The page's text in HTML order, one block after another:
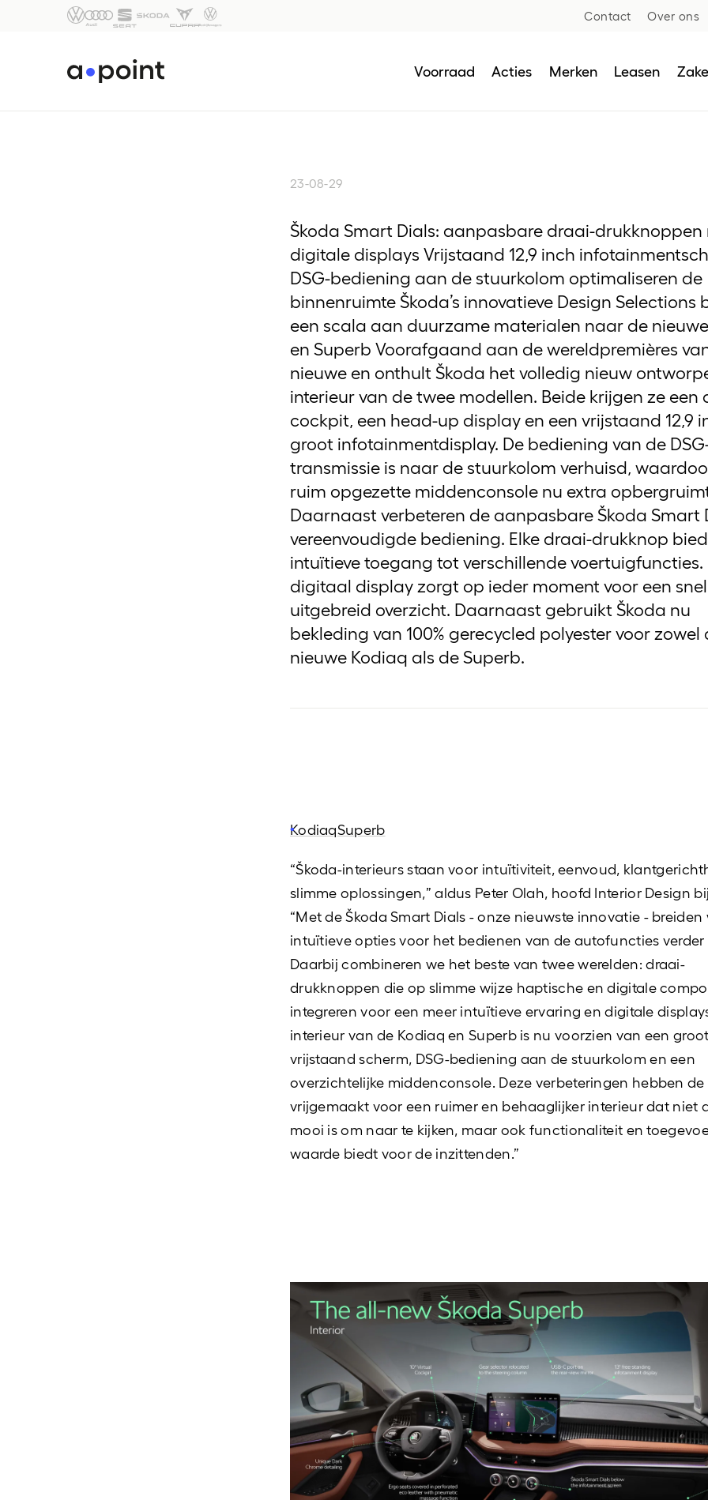
Voorraad
Voorraad gebruikt
Actiemodellen
Snel inplannen!
Acties
SEAT acties
Škoda acties
CUPRA acties
Bedrijfswagens acties
Merken
SEAT
Škoda
CUPRA
Bedrijfswagens
Leasen
Financial
Business
Bandenservice
Onderdelen & accessoires
Onderhoud
Schadeherstel
Vervangend vervoer
Alles
Subsidie
autos
Contact Over ons
23-08-29
Škoda Smart Dials: aanpasbare draai-drukknoppen
digitale displays Vrijstaand 12,9 inch
DSG-bediening aan de stuurkolom optimaliseren de
binnenruimte Škoda’s innovatieve Design Selections
een scala aan duurzame materialen naar de
en Superb Voorafgaand aan de wereldpremières
nieuwe en onthult Škoda het volledig nieuw
interieur van de twee modellen. Beide krijgen ze een
cockpit, een head-up display en een vrijstaand 12,9
groot infotainmentdisplay. De bediening van de
transmissie is naar de stuurkolom verhuisd,
ruim opgezette middenconsole nu extra
Daarnaast verbeteren de aanpasbare Škoda Smart
vereenvoudigde bediening. Elke draai-drukknop
intuïtieve toegang tot verschillende voertuigfuncties.
digitaal display zorgt op ieder moment voor een
uitgebreid overzicht. Daarnaast gebruikt Škoda nu
bekleding van 100% gerecycled polyester voor zowel
nieuwe Kodiaq als de Superb.
KodiaqSuperb
“Škoda-interieurs staan ​​voor intuïtiviteit, eenvoud,
slimme oplossingen,” aldus Peter Olah, hoofd Interior Design
“Met de Škoda Smart Dials - onze nieuwste innovatie - breiden
intuïtieve opties voor het bedienen van de autofuncties verder
Daarbij combineren we het beste van twee werelden: draai-
drukknoppen die op slimme wijze haptische en digitale
integreren voor een meer intuïtieve ervaring en digitale
interieur van de Kodiaq en Superb is nu voorzien van een
vrijstaand scherm, DSG-bediening aan de stuurkolom en een
overzichtelijke middenconsole. Deze verbeteringen hebben de
vrijgemaakt voor een ruimer en behaaglijker interieur dat niet
mooi is om naar te kijken, maar ook functionaliteit en
waarde biedt voor de inzittenden.”